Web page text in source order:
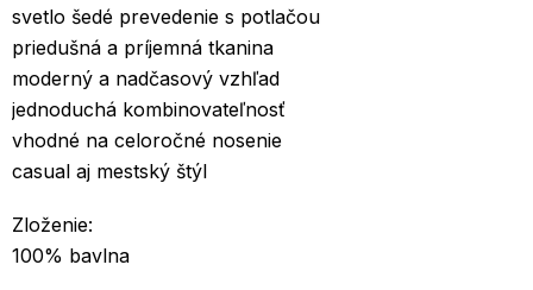
svetlo šedé prevedenie s potlačou
priedušná a príjemná tkanina
moderný a nadčasový vzhľad
jednoduchá kombinovateľnosť
vhodné na celoročné nosenie
casual aj mestský štýl
Zloženie:
100% bavlna